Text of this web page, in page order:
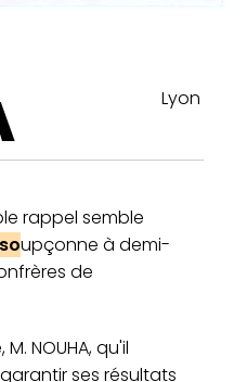
Lyon
rappel semble
soupçonne à demi-
de
NOUHA, qu'il
ses résultats